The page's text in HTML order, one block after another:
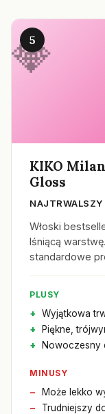
5
KIKO
Gloss
Włoski
lśniącą
standardowe
PLUSY
Wyjątkowa
Piękne,
Nowoczesny
MINUSY
Może lekko
Trudniejszy